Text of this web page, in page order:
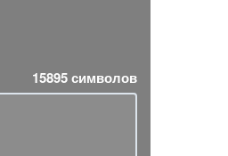
15895символов